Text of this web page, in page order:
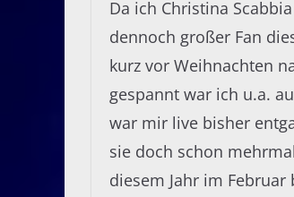
Da ich Christina
dennoch großer Fan
kurz vor Weihnachten
gespannt war ich u.a.
war mir live bisher
sie doch schon
diesem Jahr im Februar